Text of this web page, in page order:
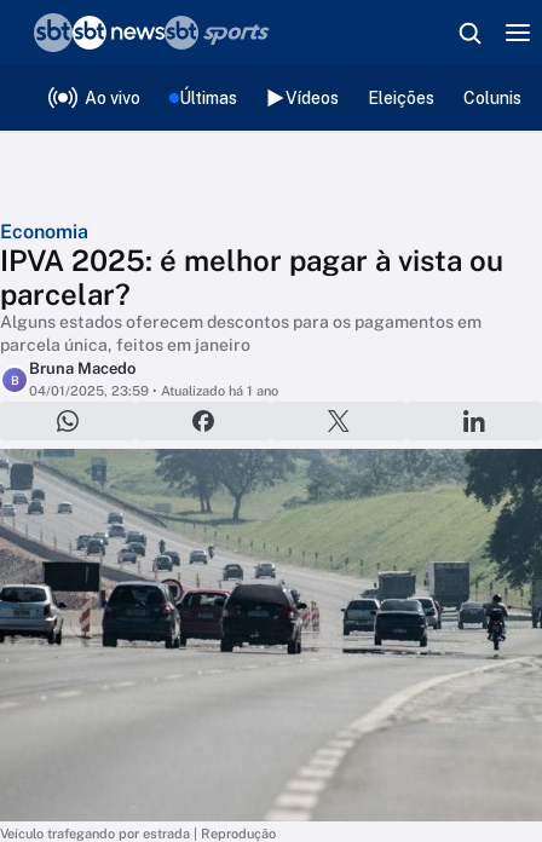
Ao vivo Últimas Vídeos Eleições
Economia
IPVA 2025: é melhor pagar à vista ou
parcelar?
Alguns estados oferecem descontos para os pagamentos em
parcela única, feitos em janeiro
B
Bruna Macedo
04/01/2025, 23:59 • Atualizado há 1 ano
Veículo trafegando por estrada | Reprodução
❮voltar
Editorias